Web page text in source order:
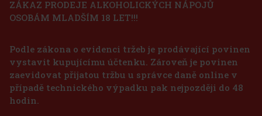
ZÁKAZ PRODEJE ALKOHOLICKÝCH NÁPOJŮ
OSOBÁM MLADŠÍM 18 LET!!!
Podle zákona o evidenci tržeb je prodávající povinen
vystavit kupujícímu účtenku. Zároveň je povinen
zaevidovat přijatou tržbu u správce daně online v
případě technického výpadku pak nejpozději do 48
hodin.